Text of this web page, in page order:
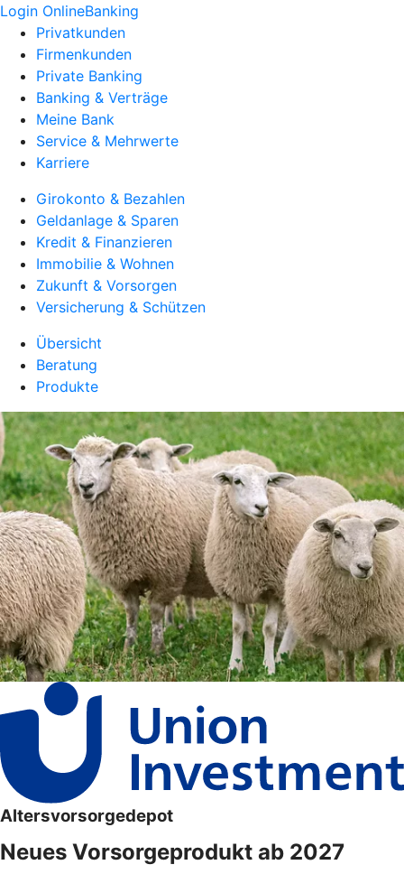
Login OnlineBanking
Privatkunden
Firmenkunden
Private Banking
Banking & Verträge
Meine Bank
Service & Mehrwerte
Karriere
Girokonto & Bezahlen
Geldanlage & Sparen
Kredit & Finanzieren
Immobilie & Wohnen
Zukunft & Vorsorgen
Versicherung & Schützen
Übersicht
Beratung
Produkte
Altersvorsorgedepot
Neues Vorsorgeprodukt ab 2027